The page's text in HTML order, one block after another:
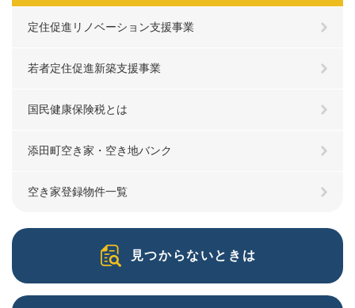
定住促進リノベーション支援事業
若者定住促進新築支援事業
国民健康保険税とは
添田町空き家・空き地バンク
空き家登録物件一覧
見つからないときは